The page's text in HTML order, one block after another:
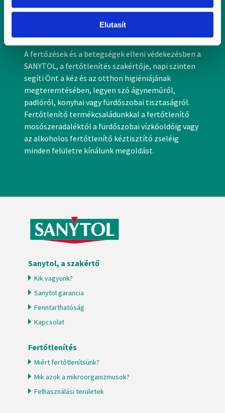
tulajdonságainak (ujjlenyomat) aktív ellenőrzésével
Tudjon meg többet személyes adatainak feldolgozási
pontban. Bármikor módosíthatja vagy visszavonhatja a
Sütinyilatkozathoz való hozzájárulását.
Sütiket használunk a tartalmak és hirdetések személyre
szabásához, közösségi funkciók biztosításához,
valamint weboldalforgalmunk elemzéséhez. Ezenkívül
közösségi média-, hirdető- és elemező partnereinkkel
megosztjuk az Ön weboldalhasználatra vonatkozó
adatait, akik kombinálhatják az adatokat más olyan
adatokkal, amelyeket Ön adott meg számukra vagy az
Elutasít
Mondjon búcsút a SANYTOL segítségével a
A fertőzések és a betegségek elleni védekezésben a
SANYTOL, a fertőtlenítés szakértője, napi szinten
segíti Önt a kéz és az otthon higiéniájának
megteremtésében, legyen szó ágyneműről,
padlóról, konyhai vagy fürdőszobai tisztaságról.
Fertőtlenítő termékcsaládunkkal a fertőtlenítő
mosószeradaléktól a fürdőszobai vízkőoldóig vagy
az alkoholos fertőtlenítő kéztisztító zseléig
minden felületre kínálunk megoldást.
Sanytol, a szakértő
Kik vagyunk?
Sanytol garancia
Fenntarthatóság
Kapcsolat
Fertőtlenítés
Miért fertőtlenítsünk?
Mik azok a mikroorganizmusok?
Felhasználási területek